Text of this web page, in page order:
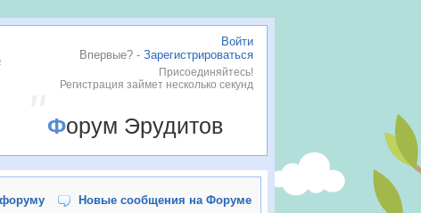
Войти
Впервые? - Зарегистрироваться
Присоединяйтесь!
Регистрация займет несколько секунд
Форум Эрудитов
форуму Новые сообщения на Форуме